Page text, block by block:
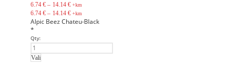
6.74€ – 14.14 € +km
6.74€ – 14.14 € +km
Alpic Beez Chateu-Black
*
Qty:
Vali